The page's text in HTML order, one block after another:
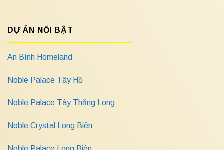
DỰ ÁN NỔI BẬT
An Bình Homeland
Noble Palace Tây Hồ
Noble Palace Tây Thăng Long
Noble Crystal Long Biên
Noble Palace Long Biên